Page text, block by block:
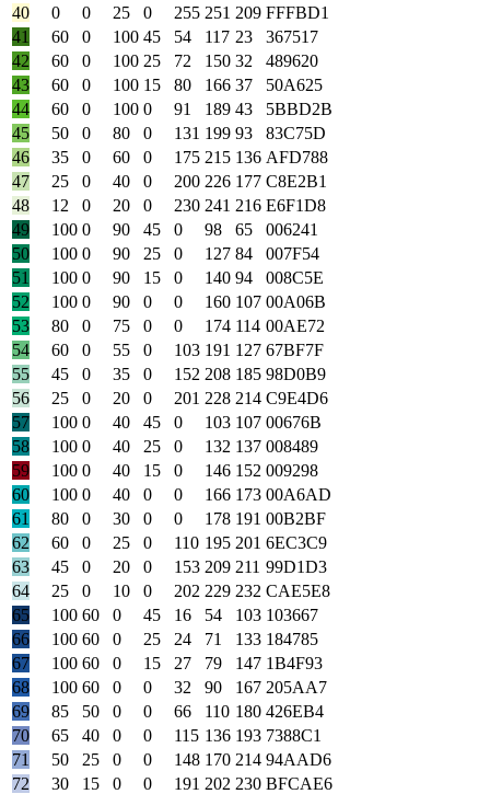
40 0 0 25 0 255 251 209 FFFBD1
41
60 0 100 45 54 117 23
367517
42
60 0 100 25 72 150 32
489620
43
60 0 100 15 80 166 37
50A625
44
60 0 100 0 91 189 43
5BBD2B
45
50 0 80 0 131 199 93
83C75D
46
35 0 60 0 175 215 136 AFD788
47
25 0 40 0 200 226 177 C8E2B1
48
12 0 20 0 230 241 216 E6F1D8
49
100 0 90 45 0 98 65
006241
50
100 0 90 25 0 127 84
007F54
51
100 0 90 15 0 140 94
008C5E
52
100 0 90 0 0 160 107 00A06B
53
80 0 75 0 0 174 114 00AE72
54
60 0 55 0 103 191 127 67BF7F
55
45 0 35 0 152 208 185 98D0B9
56
25 0 20 0 201 228 214 C9E4D6
57
100 0 40 45 0 103 107 00676B
58
100 0 40 25 0 132 137 008489
59
100 0 40 15 0 146 152 009298
60
100 0 40 0 0 166 173 00A6AD
61
80 0 30 0 0 178 191 00B2BF
62
60 0 25 0 110 195 201 6EC3C9
63
45 0 20 0 153 209 211 99D1D3
64
25 0 10 0 202 229 232 CAE5E8
65
100 60 0 45 16 54 103 103667
66
100 60 0 25 24 71 133 184785
67
100 60 0 15 27 79 147 1B4F93
68
100 60 0 0 32 90 167 205AA7
69
85 50 0 0 66 110 180 426EB4
70
65 40 0 0 115 136 193 7388C1
71
50 25 0 0 148 170 214 94AAD6
72
30 15 0 0 191 202 230 BFCAE6